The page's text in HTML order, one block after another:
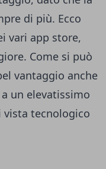
di più. Ecco
vari app store,
Come si può
vantaggio anche
un elevatissimo
vista tecnologico